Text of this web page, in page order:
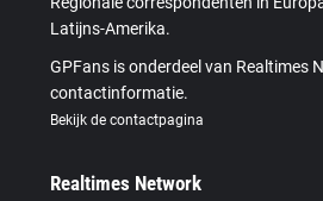
Latijns-Amerika.
GPFans is onderdeel van Realtimes
contactinformatie.
Bekijk de contactpagina
Realtimes Network